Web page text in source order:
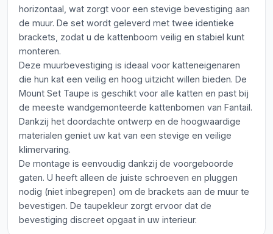
horizontaal, wat zorgt voor een stevige bevestiging aan
de muur. De set wordt geleverd met twee identieke
brackets, zodat u de kattenboom veilig en stabiel kunt
monteren.
Deze muurbevestiging is ideaal voor katteneigenaren
die hun kat een veilig en hoog uitzicht willen bieden. De
Mount Set Taupe is geschikt voor alle katten en past bij
de meeste wandgemonteerde kattenbomen van Fantail.
Dankzij het doordachte ontwerp en de hoogwaardige
materialen geniet uw kat van een stevige en veilige
klimervaring.
De montage is eenvoudig dankzij de voorgeboorde
gaten. U heeft alleen de juiste schroeven en pluggen
nodig (niet inbegrepen) om de brackets aan de muur te
bevestigen. De taupekleur zorgt ervoor dat de
bevestiging discreet opgaat in uw interieur.